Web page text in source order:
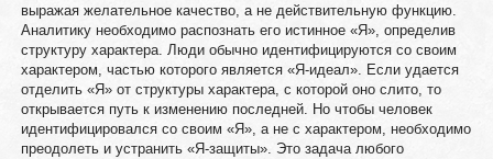
выражая желательное качество, а не действительную функцию.
Аналитику необходимо распознать его истинное «Я», определив
структуру характера. Люди обычно идентифицируются со своим
характером, частью которого является «Я-идеал». Если удается
отделить «Я» от структуры характера, с которой оно слито, то
открывается путь к изменению последней. Но чтобы человек
идентифицировался со своим «Я», а не с характером, необходимо
преодолеть и устранить «Я-защиты». Это задача любого